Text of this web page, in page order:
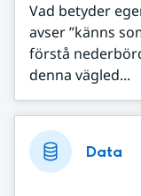
Vad betyder
avser ”känns
förstå
denna vägled...
Data